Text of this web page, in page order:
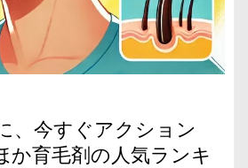
、今すぐアクション
か育毛剤の人気ランキ